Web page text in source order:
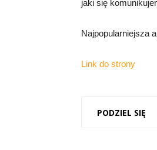
jaki się
Najpopularniejsza
Link do strony
PODZIEL SIĘ